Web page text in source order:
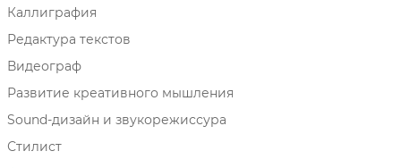
Каллиграфия
Редактура текстов
Видеограф
Развитие креативного мышления
Sound-дизайн и звукорежиссура
Стилист